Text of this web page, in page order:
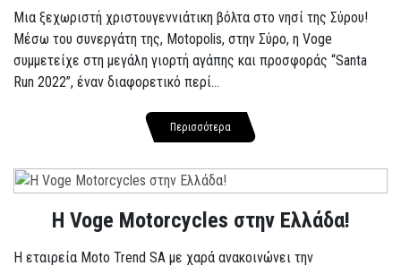
Μια ξεχωριστή χριστουγεννιάτικη βόλτα στο νησί της Σύρου!
Μέσω του συνεργάτη της, Motopolis, στην Σύρο, η Voge
συμμετείχε στη μεγάλη γιορτή αγάπης και προσφοράς “Santa
Run 2022”, έναν διαφορετικό περί...
Περισσότερα
H Voge Motorcycles στην Ελλάδα!
Η εταιρεία Moto Trend SA με χαρά ανακοινώνει την